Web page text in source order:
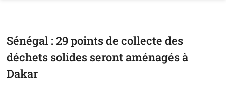
Sénégal : 29 points de collecte des
déchets solides seront aménagés à
Dakar